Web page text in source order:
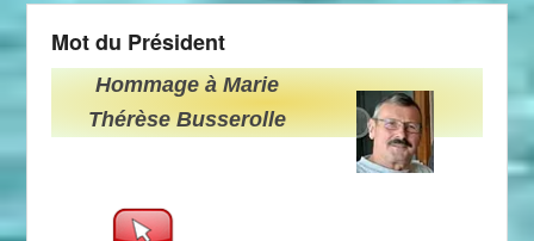
Mot du Président
Hommage à Marie
Thérèse Busserolle